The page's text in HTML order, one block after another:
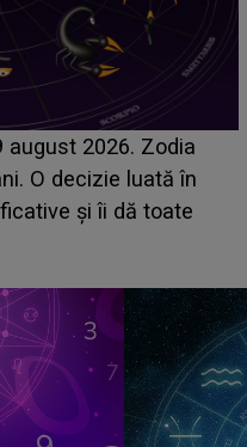
ASCUNS până
din Casa Iubirii
despre mama
te iubesc pentru